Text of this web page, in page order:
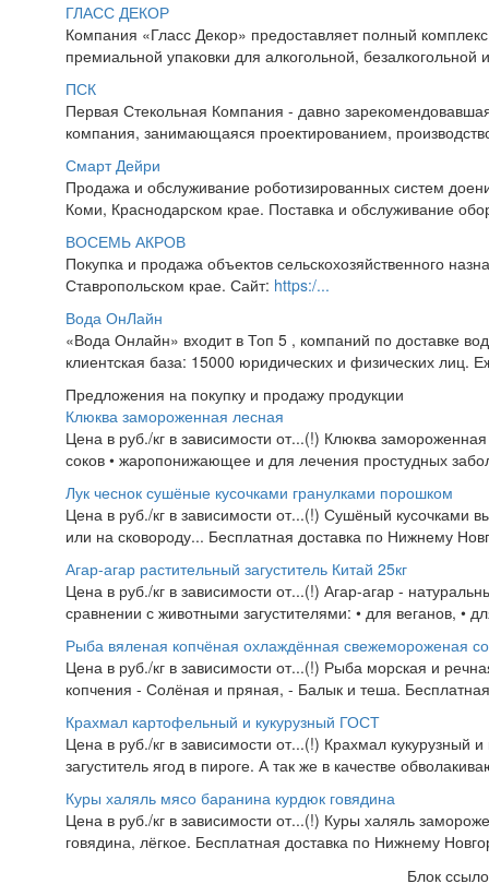
ГЛАСС ДЕКОР
Компания «Гласс Декор» предоставляет полный
премиальной упаковки для алкогольной,
ПСК
Первая Стекольная Компания - давно
компания, занимающаяся проектированием,
Смарт Дейри
Продажа и обслуживание роботизированных систем
Коми, Краснодарском крае. Поставка и обслуживание
ВОСЕМЬ АКРОВ
Покупка и продажа объектов сельскохозяйственного
Ставропольском крае. Сайт: https:/...
Вода ОнЛайн
«Вода Онлайн» входит в Топ 5 , компаний по доставке
клиентская база: 15000 юридических и физических лиц.
Предложения на покупку и продажу продукции
Клюква замороженная лесная
Цена в руб./кг в зависимости от...(!) Клюква
соков • жаропонижающее и для лечения простудных
Лук чеснок сушёные кусочками гранулками порошком
Цена в руб./кг в зависимости от...(!) Сушёный
или на сковороду... Бесплатная доставка по Нижнему
Агар-агар растительный загуститель Китай 25кг
Цена в руб./кг в зависимости от...(!) Агар-агар -
сравнении с животными загустителями: • для веганов, •
Рыба вяленая копчёная охлаждённая свежемороженая
Цена в руб./кг в зависимости от...(!) Рыба морская и
копчения - Солёная и пряная, - Балык и теша.
Крахмал картофельный и кукурузный ГОСТ
Цена в руб./кг в зависимости от...(!) Крахмал
загуститель ягод в пироге. А так же в качестве
Куры халяль мясо баранина курдюк говядина
Цена в руб./кг в зависимости от...(!) Куры халяль
говядина, лёгкое. Бесплатная доставка по Нижнему
Блок